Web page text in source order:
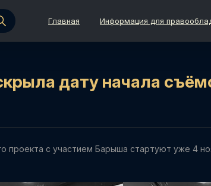
Главная Информация для
дату начала
проекта с участием Барыша стартуют уже 4